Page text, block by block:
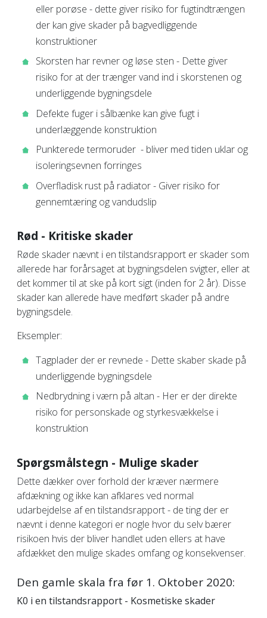
eller porøse - dette giver risiko for fugtindtrængen
der kan give skader på bagvedliggende
konstruktioner
Skorsten har revner og løse sten - Dette giver
risiko for at der trænger vand ind i skorstenen og
underliggende bygningsdele
Defekte fuger i sålbænke kan give fugt i
underlæggende konstruktion
Punkterede termoruder - bliver med tiden uklar og
isoleringsevnen forringes
Overfladisk rust på radiator - Giver risiko for
gennemtæring og vandudslip
Rød - Kritiske skader
Røde skader nævnt i en tilstandsrapport er skader som
allerede har forårsaget at bygningsdelen svigter, eller at
det kommer til at ske på kort sigt (inden for 2 år). Disse
skader kan allerede have medført skader på andre
bygningsdele.
Eksempler:
Tagplader der er revnede - Dette skaber skade på
underliggende bygningsdele
Nedbrydning i værn på altan - Her er der direkte
risiko for personskade og styrkesvækkelse i
konstruktion
Spørgsmålstegn - Mulige skader
Dette dækker over forhold der kræver nærmere
afdækning og ikke kan afklares ved normal
udarbejdelse af en tilstandsrapport - de ting der er
nævnt i denne kategori er nogle hvor du selv bærer
risikoen hvis der bliver handlet uden ellers at have
afdækket den mulige skades omfang og konsekvenser.
Den gamle skala fra før 1. Oktober 2020:
K0 i en tilstandsrapport - Kosmetiske skader